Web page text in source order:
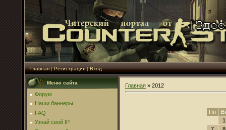
Главная|Регистрация|Вход
Меню сайта
Форум
Наши баннеры
FAQ
Узнай свой IP
Главная » 2012
Пн
1